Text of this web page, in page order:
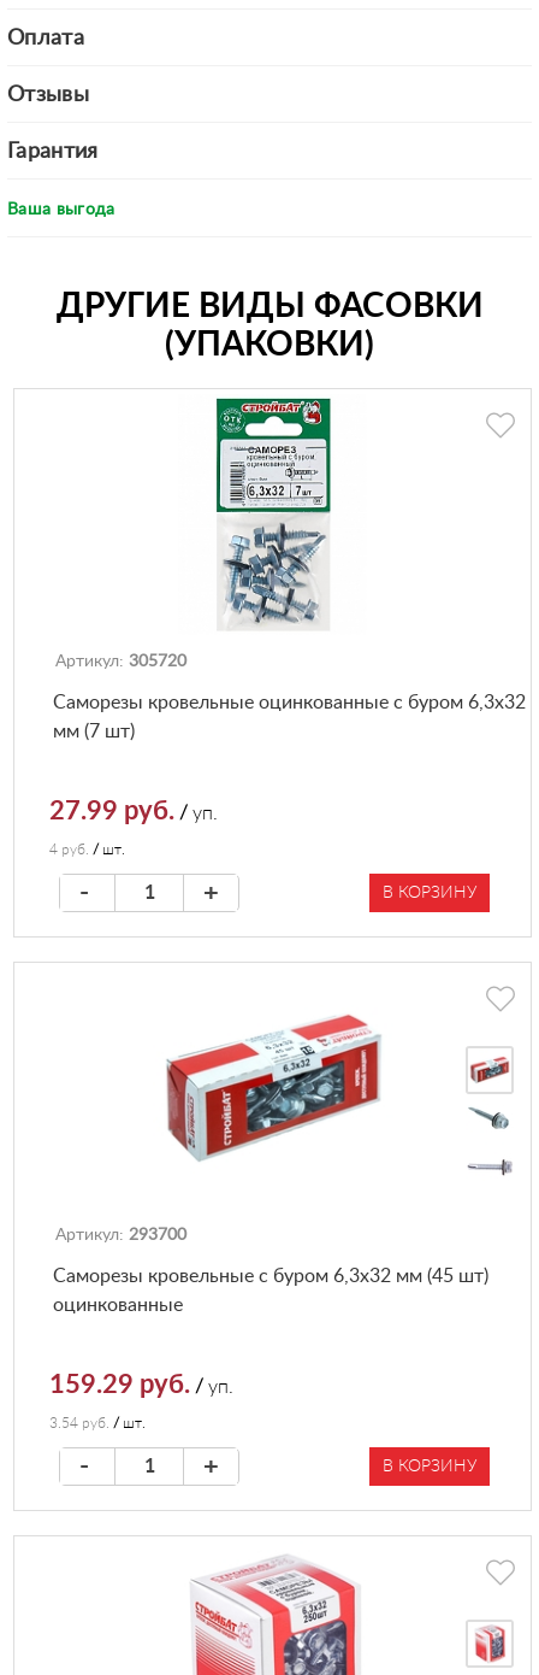
Оплата
Отзывы
Гарантия
Ваша выгода
ДРУГИЕ ВИДЫ ФАСОВКИ
(УПАКОВКИ)
Артикул: 305720
Саморезы кровельные оцинкованные с буром 6,3х32
мм (7 шт)
27.99 руб. /уп.
4 руб. / шт.
- + В КОРЗИНУ
Артикул: 293700
Саморезы кровельные с буром 6,3х32 мм (45 шт)
оцинкованные
159.29 руб. /уп.
3.54 руб. / шт.
- + В КОРЗИНУ